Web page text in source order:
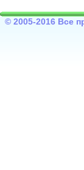
© 2005-2016 Все